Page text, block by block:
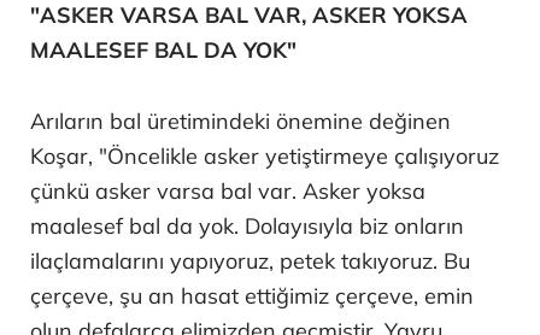
"ASKER VARSA BAL VAR, ASKER YOKSA
MAALESEF BAL DA YOK"
Arıların bal üretimindeki önemine değinen
Koşar, "Öncelikle asker yetiştirmeye çalışıyoruz
çünkü asker varsa bal var. Asker yoksa
maalesef bal da yok. Dolayısıyla biz onların
ilaçlamalarını yapıyoruz, petek takıyoruz. Bu
çerçeve, şu an hasat ettiğimiz çerçeve, emin